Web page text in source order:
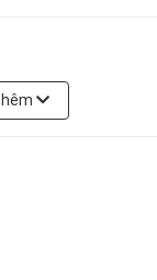
10, 3S-12, 3S-